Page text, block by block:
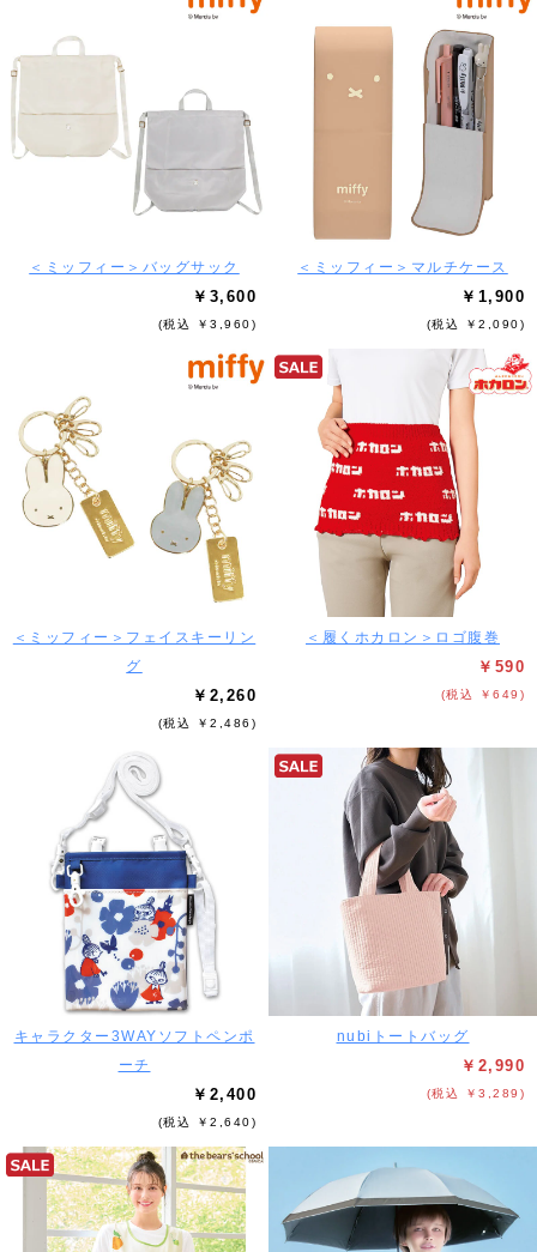
＜ミッフィー＞バッグサック
￥3,600
(税込 ￥3,960)
＜ミッフィー＞マルチケース
￥1,900
(税込 ￥2,090)
＜ミッフィー＞フェイスキーリン
グ
￥2,260
(税込 ￥2,486)
＜履くホカロン＞ロゴ腹巻
￥590
(税込 ￥649)
キャラクター3WAYソフトペンポ
ーチ
￥2,400
(税込 ￥2,640)
nubiトートバッグ
￥2,990
(税込 ￥3,289)